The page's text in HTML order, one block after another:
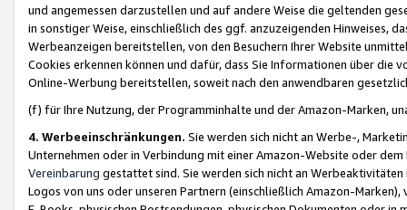
und angemessen darzustellen und auf andere Weise die geltenden
in sonstiger Weise, einschließlich des ggf. anzuzeigenden Hinweises,
Werbeanzeigen bereitstellen, von den Besuchern Ihrer Website
Cookies erkennen können und dafür, dass Sie Informationen über die
Online-Werbung bereitstellen, soweit nach den anwendbaren
(f) für Ihre Nutzung, der Programminhalte und der Amazon-Marken,
4. Werbeeinschränkungen. Sie werden sich nicht an Werbe-,
Unternehmen oder in Verbindung mit einer Amazon-Website oder
Vereinbarung gestattet sind. Sie werden sich nicht an
Logos von uns oder unseren Partnern (einschließlich Amazon-